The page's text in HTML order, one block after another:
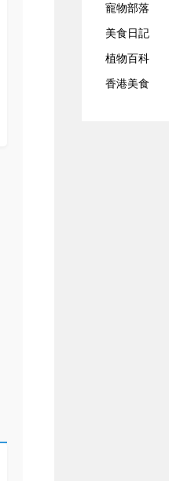
寵物部落
美食日記
植物百科
香港美食